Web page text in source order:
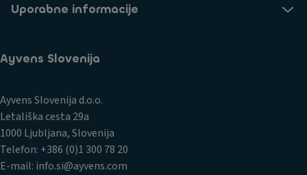
Uporabne informacije
Ayvens Slovenija
Ayvens Slovenija d.o.o.
Letališka cesta 29a
1000 Ljubljana, Slovenija
Telefon: +386 (0)1 300 78 20
E-mail: info.si@ayvens.com